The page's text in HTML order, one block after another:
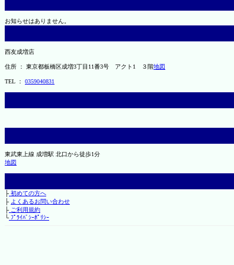
お知らせはありません。
西友成増店
住所 ： 東京都板橋区成増3丁目11番3号 アクト1 ３階地図
TEL ： 0359040831
東武東上線 成増駅 北口から徒歩1分
地図
├初めての方へ
├ よくあるお問い合わせ
├ご利用規約
└ﾌﾟﾗｲﾊﾞｼｰﾎﾟﾘｼｰ